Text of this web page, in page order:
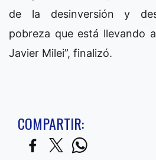
de la desinversión y
pobreza que está llevando
Javier Milei”, finalizó.
COMPARTIR: